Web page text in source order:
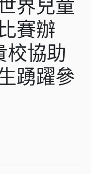
界兒童
賽辦
校協助
踴躍參